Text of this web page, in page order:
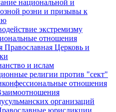
национальной и
розни и призывы к
экстремизму
отношения
Православная Церковь и
и ислам
религии против "сект"
отношения
организаций